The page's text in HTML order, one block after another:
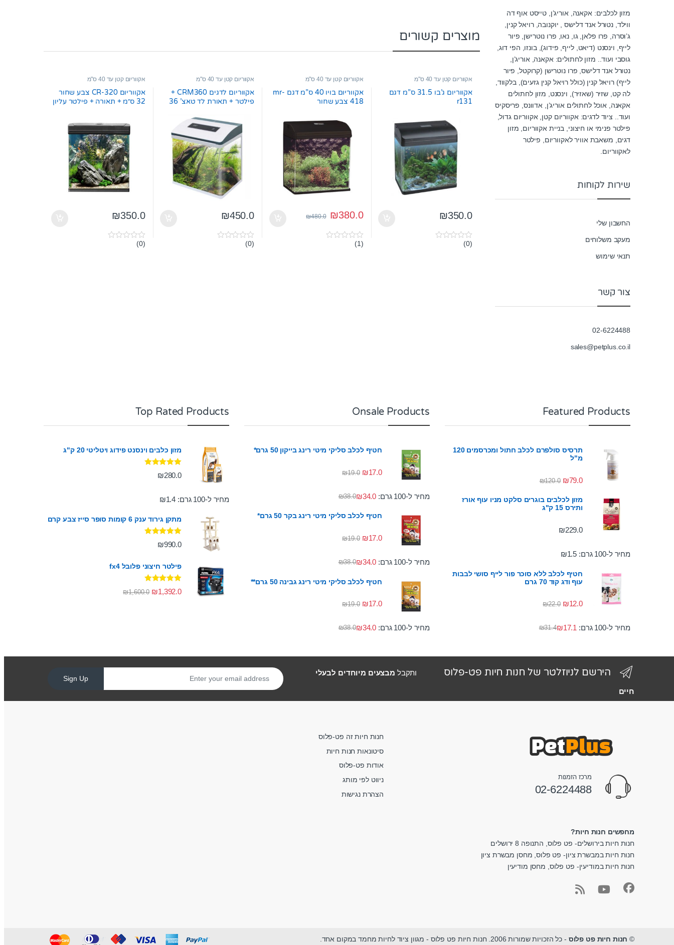
מוצרים קשורים
אקווריום קטן עד 40 ס"מ
אקווריום ג’בו 31.5 ס”מ דגם
r131
₪350.0
0(0)
אקווריום קטן עד 40 ס"מ
אקווריום בויו 40 ס”מ דגם mr-
418 צבע שחור
₪380.0
₪480.0
0(1)
אקווריום קטן עד 40 ס"מ
אקווריום לדגים CRM360 +
פילטר + תאורת לד טאצ’ 36
₪450.0
0(0)
אקווריום קטן עד 40 ס"מ
אקווריום CR-320 צבע שחור
32 ס״מ + תאורה + פילטר עליון
₪350.0
0
(0)
מזון לכלבים: אקאנה, אוריג’ן, טייסט אוף דה
ווילד, נטורל אנד דלישס , יוקנובה, רויאל קנין,
ג’וסרה, פרו פלאן, גו, נאו, פרו נוטרישן, פיור
לייף, וינסנט (דיאט, לייף, פידוג), בונזו, הפי דוג,
גוסבי ועוד.. מזון לחתולים: אקאנה, אוריג’ן,
נטורל אנד דלישס, פרו נוטרישן (קרוקטל, פיור
לייף) רויאל קנין (כולל רויאל קנין גזעים), בלקווד,
לה קט, שזיר (שאזיר), וינסנט, מזון לחתולים
אקאנה, אוכל לחתולים אוריג’ן, אדוונס, פריסקיס
ועוד.. ציוד לדגים: אקווריום קטן, אקווריום גדול,
פילטר פנימי או חיצוני, בניית אקווריום, מזון
דגים, משאבת אוויר לאקווריום, פילטר
לאקווריום.
שירות לקוחות
החשבון שלי
מעקב משלוחים
תנאי שימוש
צור קשר
02-6224488
sales@petplus.co.il
Featured Products
תרסיס סולפרם לכלב חתול ומכרסמים 120
מ"ל
₪79.0
₪120.0
מזון לכלבים בוגרים סלקט מניו עוף אורז
ותירס 15 ק"ג
₪229.0
מחיר ל-100 גרם: ₪1.5
חטיף לכלב ללא סוכר פור לייף סושי לבבות
עוף ודג קוד 70 גרם
₪12.0
₪22.0
מחיר ל-100 גרם: ₪31.4₪17.1
Onsale Products
חטיף לכלב סליקי מיטי רינג בייקון 50 גרם*
₪17.0
₪19.0
מחיר ל-100 גרם: ₪38.0₪34.0
חטיף לכלב סליקי מיטי רינג בקר 50 גרם*
₪17.0
₪19.0
מחיר ל-100 גרם: ₪38.0₪34.0
חטיף לכלב סליקי מיטי רינג גבינה 50 גרם**
₪17.0
₪19.0
מחיר ל-100 גרם: ₪38.0₪34.0
Top Rated Products
מזון כלבים וינסנט פידוג ויטליטי 20 ק"ג
דורג5.00
מתוך 5 ₪280.0
מחיר ל-100 גרם: ₪1.4
מתקן גירוד ענק 6 קומות סופר סייז צבע קרם
דורג5.00
מתוך 5 ₪990.0
פילטר חיצוני פלובל fx4
דורג5.00
מתוך 5
₪1,392.0
₪1,600.0
הירשם לניוזלטר של חנות חיות פט-פלוס ותקבל מבצעים מיוחדים לבעלי
חיים
Sign Up
מרכז הזמנות
02-6224488
מחפשים חנות חיות?
חנות חיות בירושלים- פט פלוס, התנופה 8 ירושלים
חנות חיות במבשרת ציון- פט פלוס, מחסן מבשרת ציון
חנות חיות במודיעין- פט פלוס, מחסן מודיעין
חנות חיות זה פט-פלוס
סיטונאות חנות חיות
אודות פט-פלוס
ניווט לפי מותג
הצהרת נגישות
© חנות חיות פט פלוס - כל הזכויות שמורות 2006. חנות חיות פט פלוס - מגוון ציוד לחיות מחמד במקום אחד.